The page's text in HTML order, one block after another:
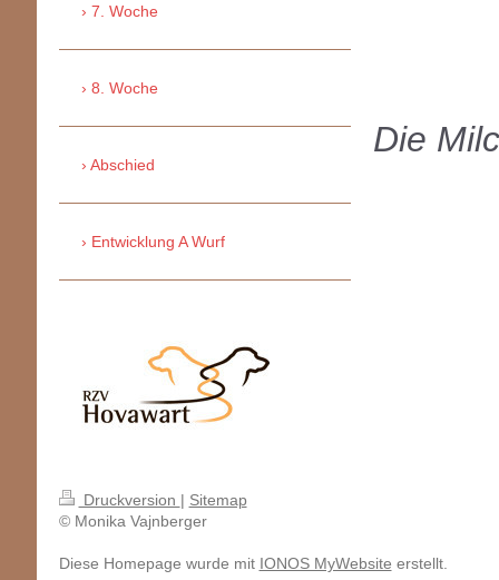
Die
7. Woche
8. Woche
Abschied
Entwicklung A Wurf
Druckversion | Sitemap
© Monika Vajnberger
Diese Homepage wurde mit IONOS MyWebsite erstellt.